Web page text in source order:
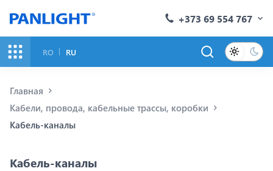
+373 69 554 767
RO RU
Главная
Кабели, провода, кабельные трассы, коробки
Кабель-каналы
Кабель-каналы